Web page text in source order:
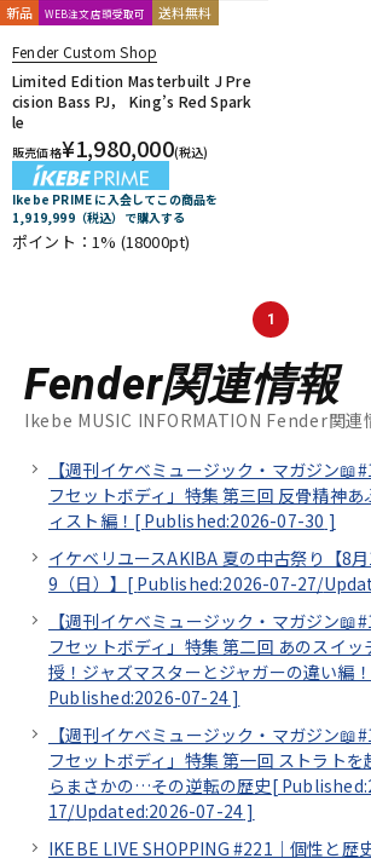
新品 WEB注文店頭受取可 送料無料
Fender Custom Shop
Limited Edition Masterbuilt J Pre
cision Bass PJ， King’s Red Spark
le
販売価格¥1,980,000(税込)
Ikebe PRIME に入会してこの商品を
1,919,999（税込）で購入する
ポイント：1% (18000pt)
1
Fender関連情報
Ikebe MUSIC INFORMATION Fender関連
【週刊イケベミュージック・マガジン
フセットボディ」特集 第三回 反骨精神あ
ィスト編！[ Published:2026-07-30 ]
イケベリユースAKIBA 夏の中古祭り【8
9（日）】[ Published:2026-07-27/
【週刊イケベミュージック・マガジン
フセットボディ」特集 第二回 あのスイッ
授！ジャズマスターとジャガーの違い編
Published:2026-07-24 ]
【週刊イケベミュージック・マガジン
フセットボディ」特集 第一回 ストラト
らまさかの…その逆転の歴史[
17/Updated:2026-07-24 ]
IKEBE LIVE SHOPPING #221｜個性と歴